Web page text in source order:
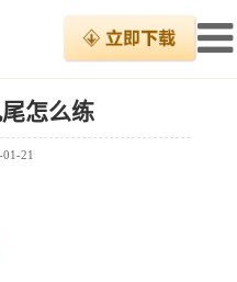
怎么练
01-21